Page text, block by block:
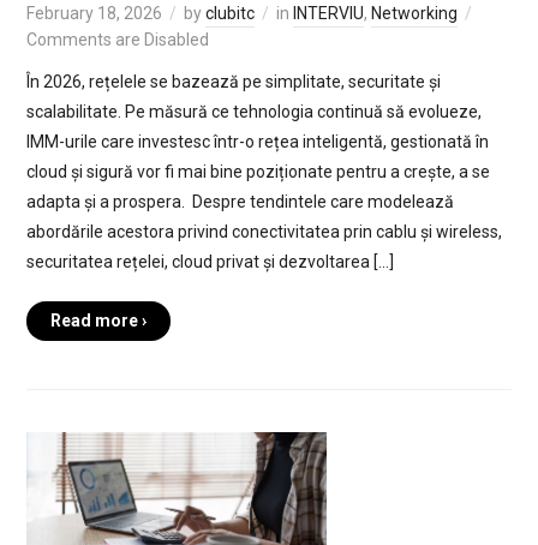
February 18, 2026 byclubitc in INTERVIU, Networking
Comments are Disabled
În 2026, rețelele se bazează pe simplitate, securitate și
scalabilitate. Pe măsură ce tehnologia continuă să evolueze,
IMM-urile care investesc într-o rețea inteligentă, gestionată în
cloud și sigură vor fi mai bine poziționate pentru a crește, a se
adapta și a prospera. Despre tendintele care modelează
abordările acestora privind conectivitatea prin cablu și wireless,
securitatea rețelei, cloud privat și dezvoltarea […]
Read more ›